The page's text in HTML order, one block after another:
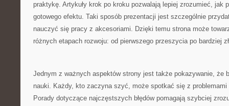
praktykę. Artykuły krok po kroku pozwalają lepiej zrozumieć, jak
gotowego efektu. Taki sposób prezentacji jest szczególnie
nauczyć się pracy z akcesoriami. Dzięki temu strona może
różnych etapach rozwoju: od pierwszego przeszycia po bardziej
Jednym z ważnych aspektów strony jest także pokazywanie, że
nauki. Każdy, kto zaczyna szyć, może spotkać się z problemami
Porady dotyczące najczęstszych błędów pomagają szybciej